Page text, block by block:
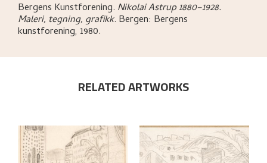
Bergens Kunstforening. Nikolai Astrup 1880–1928.
Maleri, tegning, grafikk. Bergen: Bergens
kunstforening, 1980.
RELATED ARTWORKS